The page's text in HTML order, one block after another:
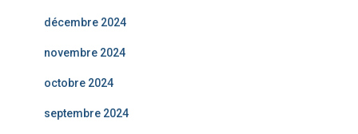
décembre 2024
novembre 2024
octobre 2024
septembre 2024